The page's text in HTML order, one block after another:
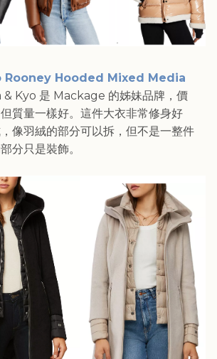
Rooney Hooded Mixed Media
& Kyo 是 Mackage 的姊妹品牌，價
質量一樣好。這件大衣非常修身好
，像羽絨的部分可以拆，但不是一整件
分只是裝飾。